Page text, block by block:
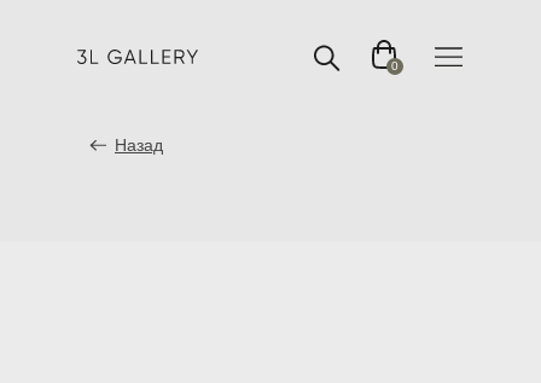
0
Назад